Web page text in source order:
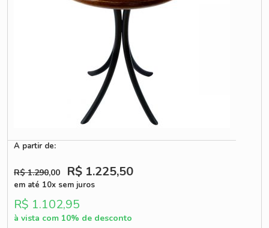
A partir de:
R$ 1.290,00 R$ 1.225,50
em até 10x sem juros
R$ 1.102,95
à vista com 10% de desconto